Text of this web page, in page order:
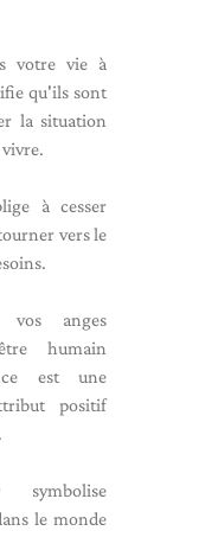
votre vie à
qu'ils sont
la situation
à cesser
vers le
vos anges
humain
est une
positif
le monde